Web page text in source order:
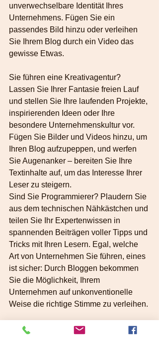
unverwechselbare Identität Ihres
Unternehmens. Fügen Sie ein
passendes Bild hinzu oder verleihen
Sie Ihrem Blog durch ein Video das
gewisse Etwas.
Sie führen eine Kreativagentur?
Lassen Sie Ihrer Fantasie freien Lauf
und stellen Sie Ihre laufenden Projekte,
inspirierenden Ideen oder Ihre
besondere Unternehmenskultur vor.
Fügen Sie Bilder und Videos hinzu, um
Ihren Blog aufzupeppen, und werfen
Sie Augenanker – bereiten Sie Ihre
Textinhalte auf, um das Interesse Ihrer
Leser zu steigern.
Sind Sie Programmierer? Plaudern Sie
aus dem technischen Nähkästchen und
teilen Sie Ihr Expertenwissen in
spannenden Beiträgen voller Tipps und
Tricks mit Ihren Lesern. Egal, welche
Art von Unternehmen Sie führen, eines
ist sicher: Durch Bloggen bekommen
Sie die Möglichkeit, Ihrem
Unternehmen auf unkonventionelle
Weise die richtige Stimme zu verleihen.